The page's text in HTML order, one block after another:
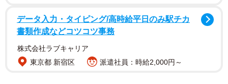
「救援車」でした。車両が脱線した際に復旧するための資
機材を積んでおり、異常事態が起きた時しか出動しないた
め、撮影機会が少ないレアな車両でした。
今回の救援車の運行日時について、阪急電鉄は公表してい
データ入力・タイピング/高時給平日のみ駅チカ
書類作成などコツコツ事務
株式会社ラブキャリア
東京都 新宿区
派遣社員：時給2,000円～